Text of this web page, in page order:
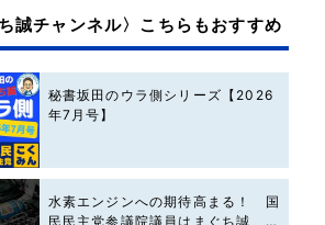
ち誠チャンネル〉こちらもおすすめ
秘書坂田のウラ側シリーズ【2026
年7月号】
水素エンジンへの期待高まる！ 国
民民主党参議院議員はまぐち誠 #